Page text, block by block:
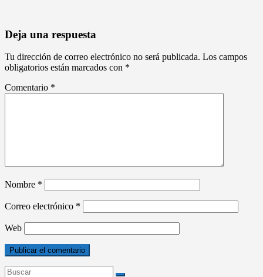
Deja una respuesta
Tu dirección de correo electrónico no será publicada. Los campos
obligatorios están marcados con *
Comentario *
Nombre *
Correo electrónico *
Web